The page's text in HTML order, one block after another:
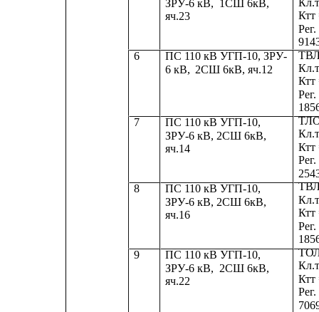
ЗРУ-6 кВ, 1СШ 6кВ,
яч.23
6
ПС 110 кВ УГП-10, ЗРУ-
6 кВ, 2СШ 6кВ, яч.12
7
ПС 110 кВ УГП-10,
ЗРУ-6 кВ, 2СШ 6кВ,
яч.14
8
ПС 110 кВ УГП-10,
ЗРУ-6 кВ, 2СШ 6кВ,
яч.16
9
ПС 110 кВ УГП-10,
ЗРУ-6 кВ, 2СШ 6кВ,
яч.22
Ктт
Ктт
Ктт
Ктт
Ктт